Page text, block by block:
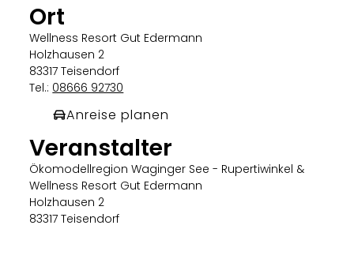
Ort
Wellness Resort Gut Edermann
Holzhausen 2
83317 Teisendorf
Tel.: 08666 92730
Anreise planen
Veranstalter
Ökomodellregion Waginger See - Rupertiwinkel &
Wellness Resort Gut Edermann
Holzhausen 2
83317 Teisendorf